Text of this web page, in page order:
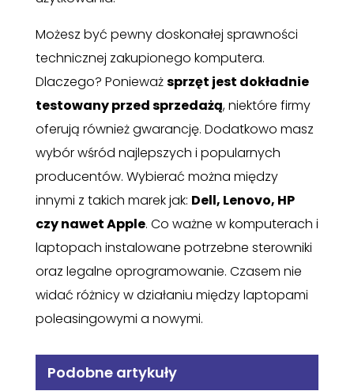
Możesz być pewny doskonałej sprawności
technicznej zakupionego komputera.
Dlaczego? Ponieważsprzęt jest dokładnie
testowany przed sprzedażą, niektóre firmy
oferują również gwarancję. Dodatkowo masz
wybór wśród najlepszych i popularnych
producentów. Wybierać można między
innymi z takich marek jak: Dell, Lenovo, HP
czy nawet Apple. Co ważne w komputerach i
laptopach instalowane potrzebne sterowniki
oraz legalne oprogramowanie. Czasem nie
widać różnicy w działaniu między laptopami
poleasingowymi a nowymi.
Podobne artykuły